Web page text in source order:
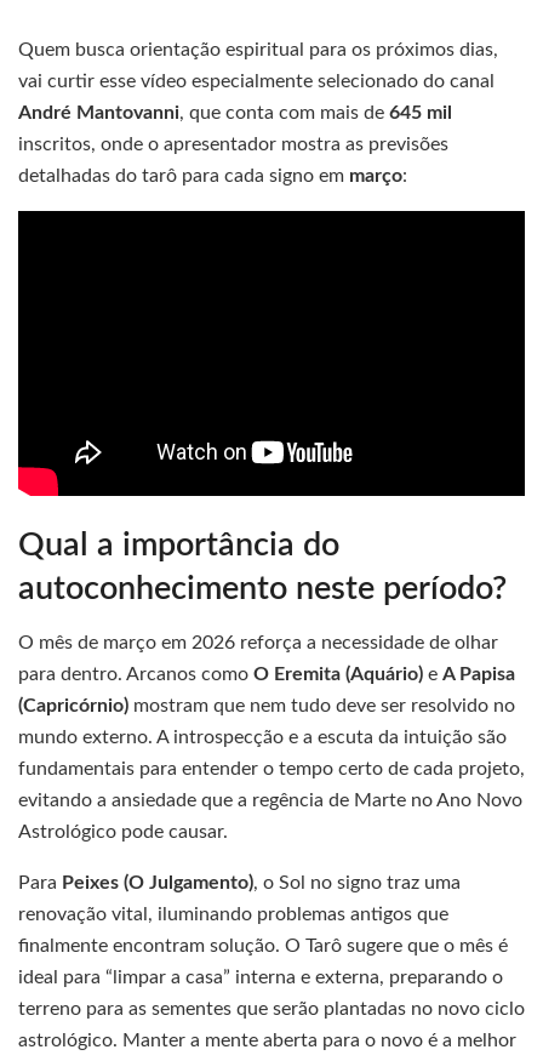
Quem busca orientação espiritual para os próximos dias,
vai curtir esse vídeo especialmente selecionado do canal
André Mantovanni, que conta com mais de 645 mil
inscritos, onde o apresentador mostra as previsões
detalhadas do tarô para cada signo em março:
Qual a importância do
autoconhecimento neste período?
O mês de março em 2026 reforça a necessidade de olhar
para dentro. Arcanos como O Eremita (Aquário) e A Papisa
(Capricórnio) mostram que nem tudo deve ser resolvido no
mundo externo. A introspecção e a escuta da intuição são
fundamentais para entender o tempo certo de cada projeto,
evitando a ansiedade que a regência de Marte no Ano Novo
Astrológico pode causar.
Para Peixes (O Julgamento), o Sol no signo traz uma
renovação vital, iluminando problemas antigos que
finalmente encontram solução. O Tarô sugere que o mês é
ideal para “limpar a casa” interna e externa, preparando o
terreno para as sementes que serão plantadas no novo ciclo
astrológico. Manter a mente aberta para o novo é a melhor